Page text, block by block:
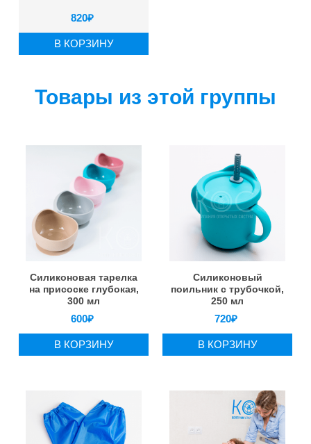
820₽
В КОРЗИНУ
Товары из этой группы
Силиконовая тарелка
на присоске глубокая,
300 мл
600₽
В КОРЗИНУ
Силиконовый
поильник с трубочкой,
250 мл
720₽
В КОРЗИНУ